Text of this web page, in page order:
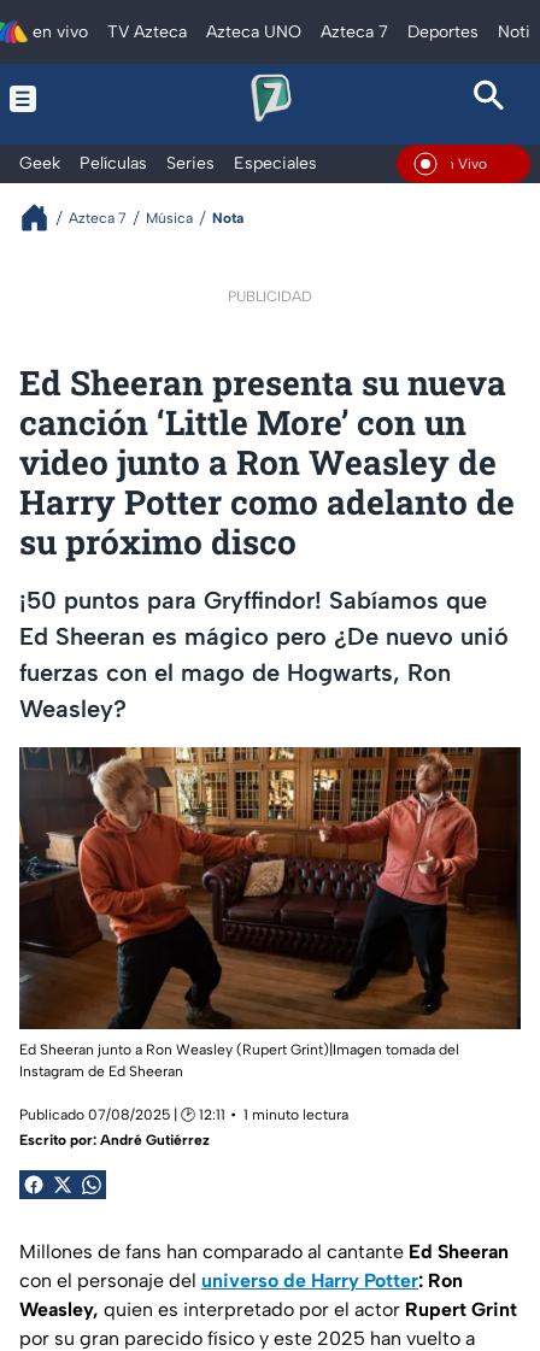
en vivo TV Azteca Azteca UNO Azteca 7 Deportes
Geek Películas Series Especiales En Vivo
Azteca 7 Música Nota
PUBLICIDAD
Ed Sheeran presenta su nueva
canción ‘Little More’ con un
video junto a Ron Weasley de
Harry Potter como adelanto de
su próximo disco
¡50 puntos para Gryffindor! Sabíamos que
Ed Sheeran es mágico pero ¿De nuevo unió
fuerzas con el mago de Hogwarts, Ron
Weasley?
Ed Sheeran junto a Ron Weasley (Rupert Grint)|Imagen tomada del
Instagram de Ed Sheeran
Publicado 07/08/2025 | 🕑 12:11
1 minuto lectura
Escrito por: André Gutiérrez
Millones de fans han comparado al cantante Ed Sheeran
con el personaje del universo de Harry Potter: Ron
Weasley, quien es interpretado por el actor Rupert Grint
por su gran parecido físico y este 2025 han vuelto a